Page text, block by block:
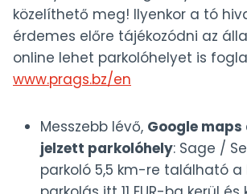
közelíthető meg! Ilyenkor a tó
érdemes előre tájékozódni az
online lehet parkolóhelyet is
www.prags.bz/en
Messzebb lévő, Google maps
jelzett parkolóhely: Sage /
parkoló 5,5 km-re található a